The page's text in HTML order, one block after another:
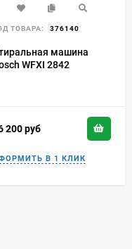
ТОВАРА: 376140
машина
WFXI 2842
200руб